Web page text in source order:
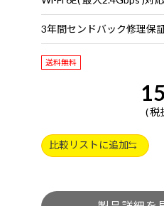
送料無料
税
比較リストに追加